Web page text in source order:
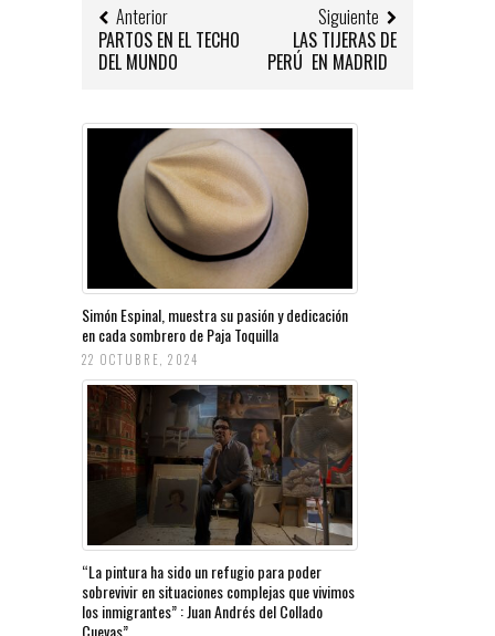
Anterior
PARTOS EN EL TECHO
DEL MUNDO
Siguiente
LAS TIJERAS DE
PERÚ EN MADRID
Simón Espinal, muestra su pasión y dedicación
en cada sombrero de Paja Toquilla
22 OCTUBRE, 2024
“La pintura ha sido un refugio para poder
sobrevivir en situaciones complejas que vivimos
los inmigrantes” : Juan Andrés del Collado
Cuevas”